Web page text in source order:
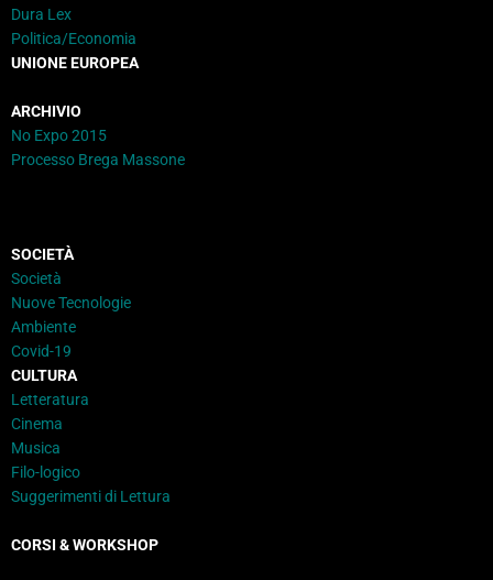
Dura Lex
Politica/Economia
UNIONE EUROPEA
ARCHIVIO
No Expo 2015
Processo Brega Massone
SOCIETÀ
Società
Nuove Tecnologie
Ambiente
Covid-19
CULTURA
Letteratura
Cinema
Musica
Filo-logico
Suggerimenti di Lettura
CORSI & WORKSHOP